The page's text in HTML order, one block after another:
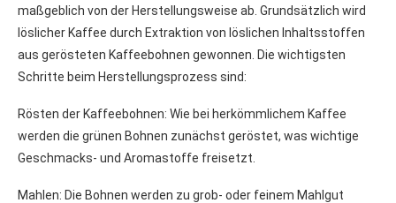
maßgeblich von der Herstellungsweise ab. Grundsätzlich wird
löslicher Kaffee durch Extraktion von löslichen Inhaltsstoffen
aus gerösteten Kaffeebohnen gewonnen. Die wichtigsten
Schritte beim Herstellungsprozess sind:
Rösten der Kaffeebohnen: Wie bei herkömmlichem Kaffee
werden die grünen Bohnen zunächst geröstet, was wichtige
Geschmacks- und Aromastoffe freisetzt.
Mahlen: Die Bohnen werden zu grob- oder feinem Mahlgut